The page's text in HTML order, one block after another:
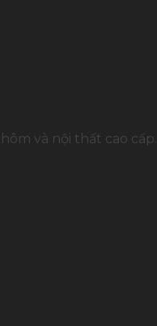
và nội thất cao cấp.